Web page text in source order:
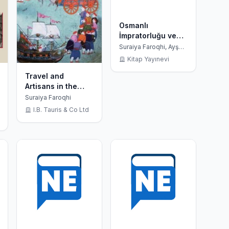
Travel and
Artisans in the
Ottoman Empire:
Employment and
Suraiya Faroqhi
I.B. Tauris & Co Ltd
Osmanlı
İmpratorluğu ve
Etrafındaki Dünya
Suraiya Faroqhi, Ayşe
Kitap Yayınevi